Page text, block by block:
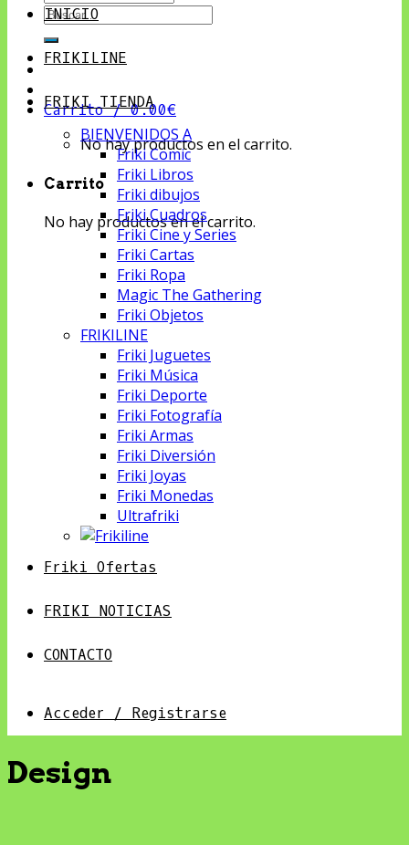
Buscar
por:
Carrito /0.00€
No hay productos en el carrito.
Carrito
No hay productos en el carrito.
INICIO
FRIKILINE
FRIKI TIENDA
BIENVENIDOS A
Friki Comic
Friki Libros
Friki dibujos
Friki Cuadros
Friki Cine y Series
Friki Cartas
Friki Ropa
Magic The Gathering
Friki Objetos
FRIKILINE
Friki Juguetes
Friki Música
Friki Deporte
Friki Fotografía
Friki Armas
Friki Diversión
Friki Joyas
Friki Monedas
Ultrafriki
Friki Ofertas
FRIKI NOTICIAS
CONTACTO
Acceder / Registrarse
Design